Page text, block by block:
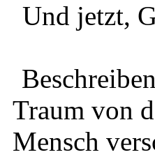
Und jetzt,
Traum von
Mensch